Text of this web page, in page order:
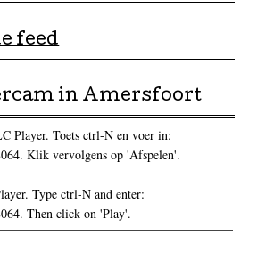
feed
in Amersfoort
Player. Toets ctrl-N en voer in:
Klik vervolgens op 'Afspelen'.
Type ctrl-N and enter:
Then click on 'Play'.